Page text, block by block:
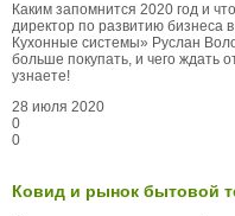
Каким запомнится 2020 год и
директор по развитию бизнеса
Кухонные системы» Руслан
больше покупать, и чего ждать
узнаете!
28 июля 2020
0
0
Ковид и рынок бытовой